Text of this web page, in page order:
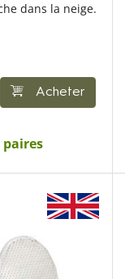
dans la neige.
Acheter
paires